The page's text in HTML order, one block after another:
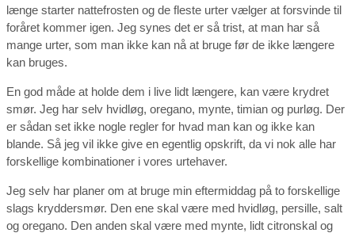
længe starter nattefrosten og de fleste urter vælger at forsvinde til
foråret kommer igen. Jeg synes det er så trist, at man har så
mange urter, som man ikke kan nå at bruge før de ikke længere
kan bruges.
En god måde at holde dem i live lidt længere, kan være krydret
smør. Jeg har selv hvidløg, oregano, mynte, timian og purløg. Der
er sådan set ikke nogle regler for hvad man kan og ikke kan
blande. Så jeg vil ikke give en egentlig opskrift, da vi nok alle har
forskellige kombinationer i vores urtehaver.
Jeg selv har planer om at bruge min eftermiddag på to forskellige
slags kryddersmør. Den ene skal være med hvidløg, persille, salt
og oregano. Den anden skal være med mynte, lidt citronskal og